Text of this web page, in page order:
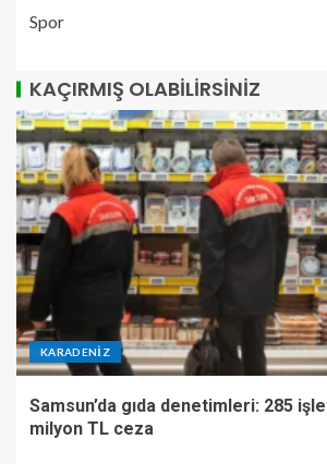
Spor
KAÇIRMIŞ OLABILIRSINIZ
KARADENIZ
Samsun’da gıda denetimleri: 285
milyon TL ceza